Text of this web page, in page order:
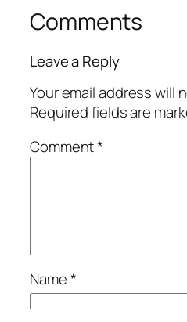
Comments
Leave a Reply
Your email address will
Required fields are
Comment*
Name*